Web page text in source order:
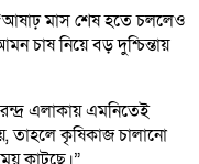
মাস শেষ হতে চললেও
চাষ নিয়ে বড় দুশ্চিন্তায়
এলাকায় এমনিতেই
তাহলে কৃষিকাজ চালানো